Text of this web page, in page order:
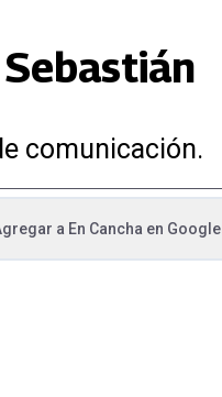
comunicación.
a En Cancha en Google
nueva pestaña